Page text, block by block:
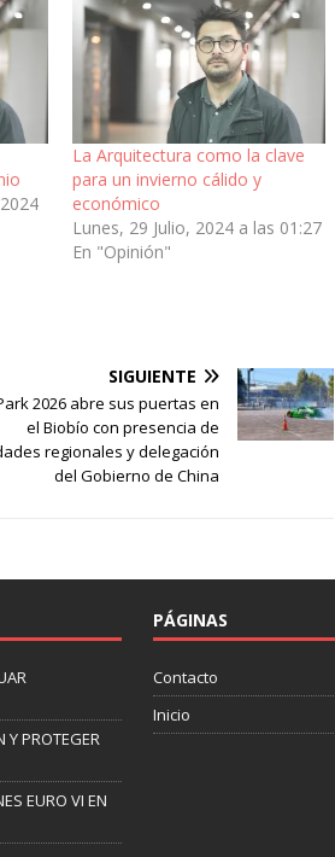
La Arquitectura como la clave
para un invierno cálido y
económico
Lunes, 29 Julio, 2024 a las 01:27
En "Opinión"
SIGUIENTE
2026 abre sus puertas en
el Biobío con presencia de
regionales y delegación
del Gobierno de China
Y PROTEGER
EURO VI EN
PÁGINAS
Contacto
Inicio